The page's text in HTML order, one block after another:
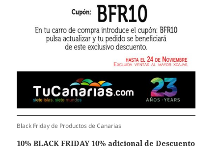
Black Friday de Productos de Canarias
10% BLACK FRIDAY 10% adicional de Descuento